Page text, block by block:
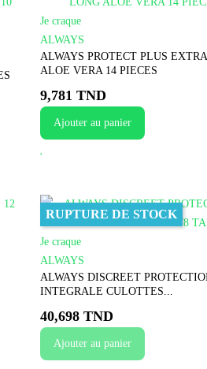
Je craque
ALWAYS
ALWAYS PROTECT PLUS
ALOE VERA 14 PIECES
9,781 TND
Ajouter au panier
Je craque
RUPTURE DE STOCK
ALWAYS
ALWAYS DISCREET
INTEGRALE CULOTTES...
40,698 TND
Ajouter au panier